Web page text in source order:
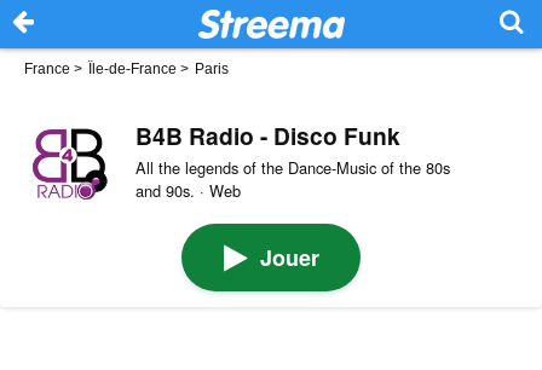
France > Île-de-France > Paris
B4B Radio - Disco Funk
All the legends of the Dance-Music of the 80s
and 90s. · Web
Jouer